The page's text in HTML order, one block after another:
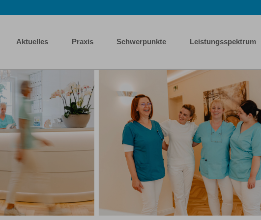
Aktuelles Praxis Schwerpunkte Leistungsspektrum